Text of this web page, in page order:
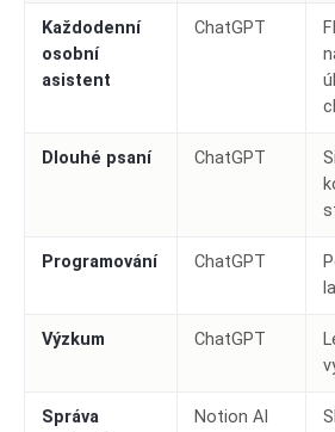
Každodenní
osobní
asistent
ChatGPT
Dlouhé psaní ChatGPT
Programování ChatGPT
Výzkum ChatGPT
Správa
Notion AI